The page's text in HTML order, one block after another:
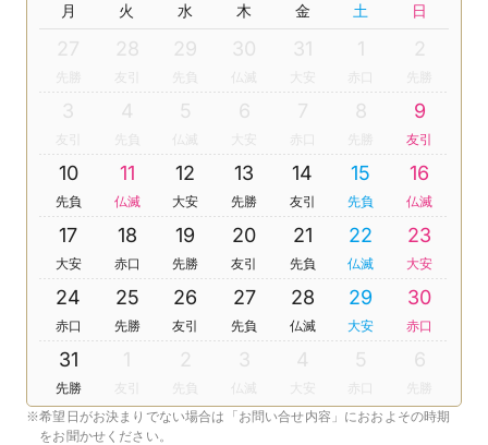
月 火 水 木 金 土 日
27 28
友引
29
先負
30
仏滅
31
大安
1 2
3
友引
4
先負
5
仏滅
6
大安
7 8 9
友引
10
先負
11
仏滅
12
大安
13
先勝
14
友引
15
先負
16
仏滅
17
大安
18
赤口
19
先勝
20
友引
21
先負
22
仏滅
23
大安
24
赤口
25
先勝
26
友引
27
先負
28
仏滅
29
大安
30
赤口
31
先勝
1
友引
2
先負
3
仏滅
4
大安
5 6
※希望日がお決まりでない場合は「お問い合せ内容」におおよその時期
をお聞かせください。